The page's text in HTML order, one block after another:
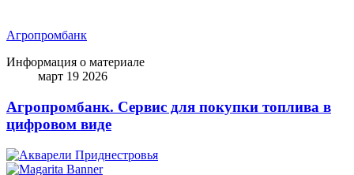
Агропромбанк
Информация о материале
март 19 2026
Агропромбанк. Сервис для покупки топлива в
цифровом виде